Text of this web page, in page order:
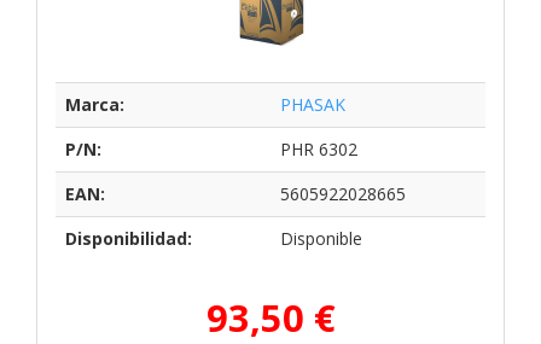
Marca:
PHASAK
P/N:
PHR 6302
EAN:
5605922028665
Disponibilidad:
Disponible
93,50 €